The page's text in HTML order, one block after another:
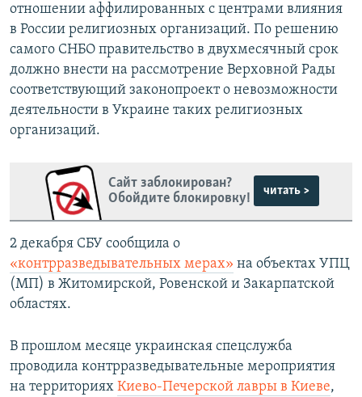
отношении аффилированных с центрами влияния
в России религиозных организаций. По решению
самого СНБО правительство в двухмесячный срок
должно внести на рассмотрение Верховной Рады
соответствующий законопроект о невозможности
деятельности в Украине таких религиозных
организаций.
Сайт заблокирован?
Обойдите блокировку!
читать >
2 декабря СБУ сообщила о
«контрразведывательных мерах» на объектах УПЦ
(МП) в Житомирской, Ровенской и Закарпатской
областях.
В прошлом месяце украинская спецслужба
проводила контрразведывательные мероприятия
на территориях Киево-Печерской лавры в Киеве,